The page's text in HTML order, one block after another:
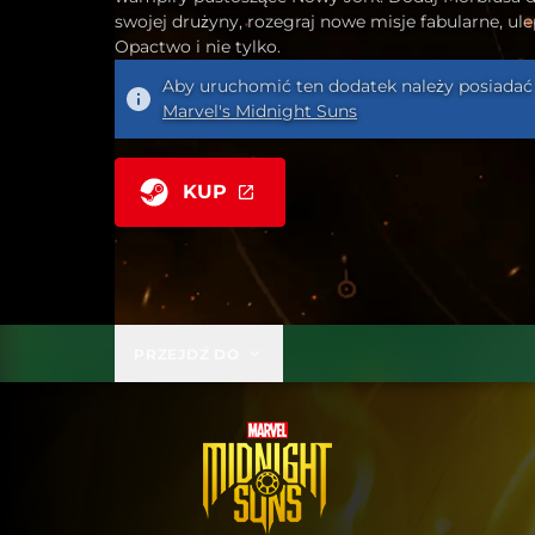
swojej drużyny, rozegraj nowe misje fabularne,
Opactwo i nie tylko.
Aby uruchomić ten dodatek należy posiadać
Marvel's Midnight Suns
KUP